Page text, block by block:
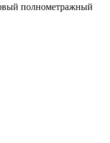
полнометражный